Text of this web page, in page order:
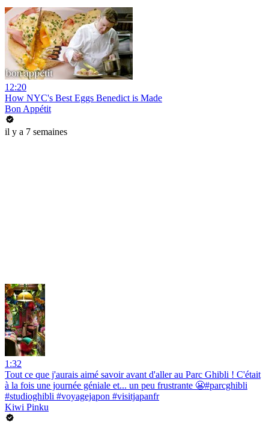
12:20
How NYC's Best Eggs Benedict is Made
Bon Appétit
il y a 7 semaines
1:32
Tout ce que j'aurais aimé savoir avant d'aller au Parc Ghibli ! C'était
à la fois une journée géniale et... un peu frustrante 😬#parcghibli
#studioghibli #voyagejapon #visitjapanfr
Kiwi Pinku